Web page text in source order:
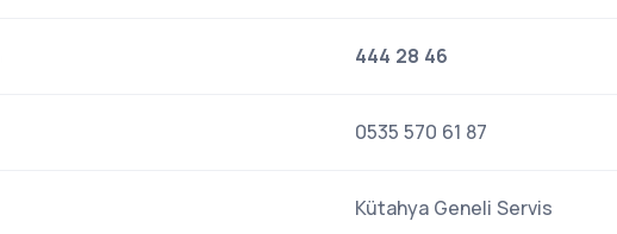
444 28 46
0535 570 61 87
Kütahya Geneli Servis